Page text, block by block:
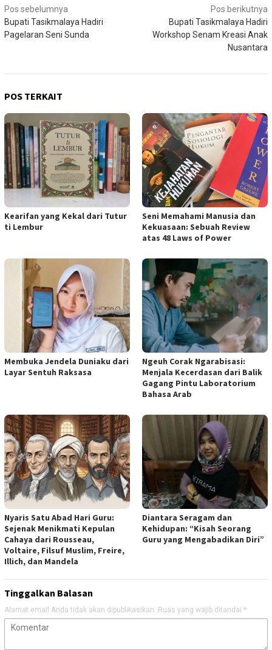
Navigasi
pos
Pos sebelumnya
Bupati Tasikmalaya Hadiri
Pagelaran Seni Sunda
Pos berikutnya
Bupati Tasikmalaya Hadiri
Workshop Senam Kreasi Anak
Nusantara
POS TERKAIT
Kearifan yang Kekal dari Tutur
ti Lembur
Seni Memahami Manusia dan
Kekuasaan: Sebuah Review
atas 48 Laws of Power
Membuka Jendela Duniaku dari
Layar Sentuh Raksasa
Ngeuh Corak Ngarabisasi:
Menjala Kecerdasan dari Balik
Gagang Pintu Laboratorium
Bahasa Arab
Nyaris Satu Abad Hari Guru:
Sejenak Menikmati Kepulan
Cahaya dari Rousseau,
Voltaire, Filsuf Muslim, Freire,
Illich, dan Mandela
Diantara Seragam dan
Kehidupan: “Kisah Seorang
Guru yang Mengabadikan Diri”
Tinggalkan Balasan
Alamat email Anda tidak akan dipublikasikan. Ruas yang wajib ditandai *